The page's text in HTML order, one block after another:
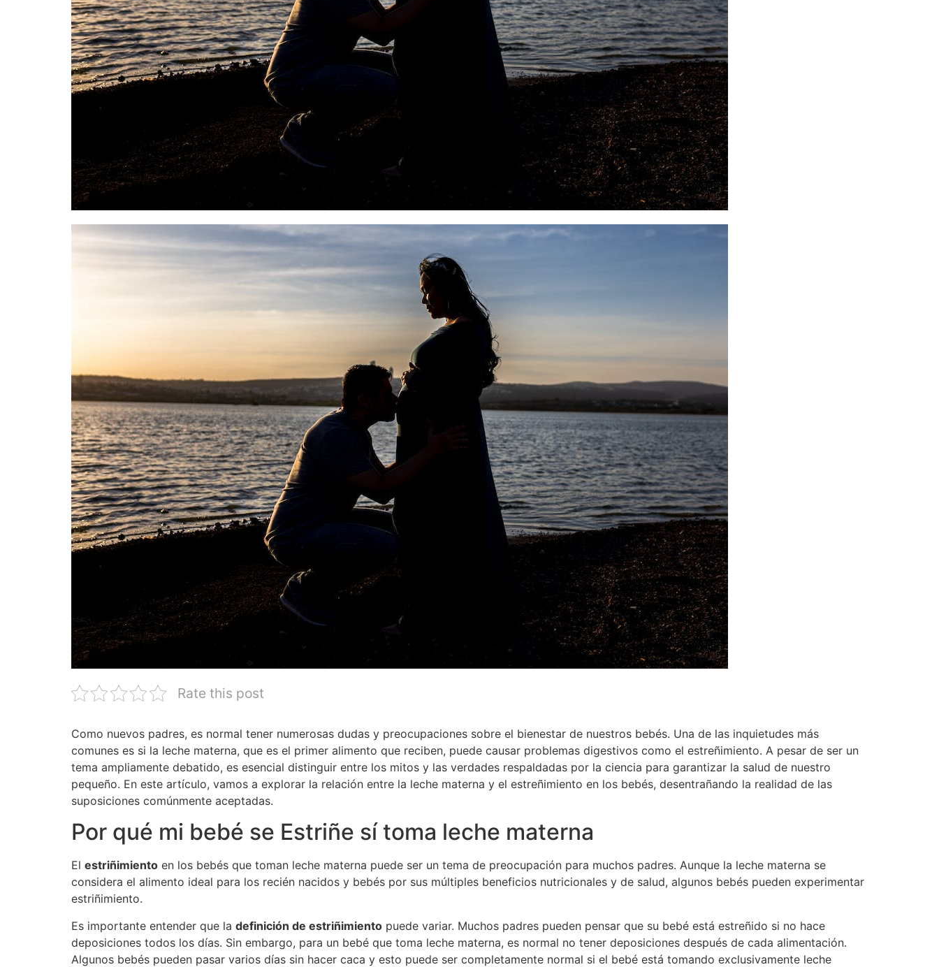
Rate this post
Como nuevos padres, es normal tener numerosas dudas y preocupaciones sobre el bienestar de nuestros bebés. Una de las inquietudes más
comunes es si la leche materna, que es el primer alimento que reciben, puede causar problemas digestivos como el estreñimiento. A pesar de ser un
tema ampliamente debatido, es esencial distinguir entre los mitos y las verdades respaldadas por la ciencia para garantizar la salud de nuestro
pequeño. En este artículo, vamos a explorar la relación entre la leche materna y el estreñimiento en los bebés, desentrañando la realidad de las
suposiciones comúnmente aceptadas.
Por qué mi bebé se Estriñe sí toma leche materna
El estriñimiento en los bebés que toman leche materna puede ser un tema de preocupación para muchos padres. Aunque la leche materna se
considera el alimento ideal para los recién nacidos y bebés por sus múltiples beneficios nutricionales y de salud, algunos bebés pueden experimentar
estriñimiento.
Es importante entender que la definición de estriñimiento puede variar. Muchos padres pueden pensar que su bebé está estreñido si no hace
deposiciones todos los días. Sin embargo, para un bebé que toma leche materna, es normal no tener deposiciones después de cada alimentación.
Algunos bebés pueden pasar varios días sin hacer caca y esto puede ser completamente normal si el bebé está tomando exclusivamente leche